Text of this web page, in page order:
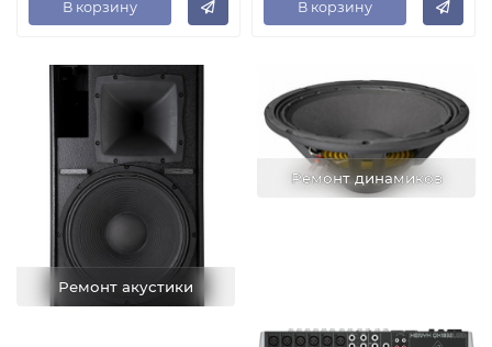
В корзину В корзину
Ремонт акустики
Ремонт динамиков